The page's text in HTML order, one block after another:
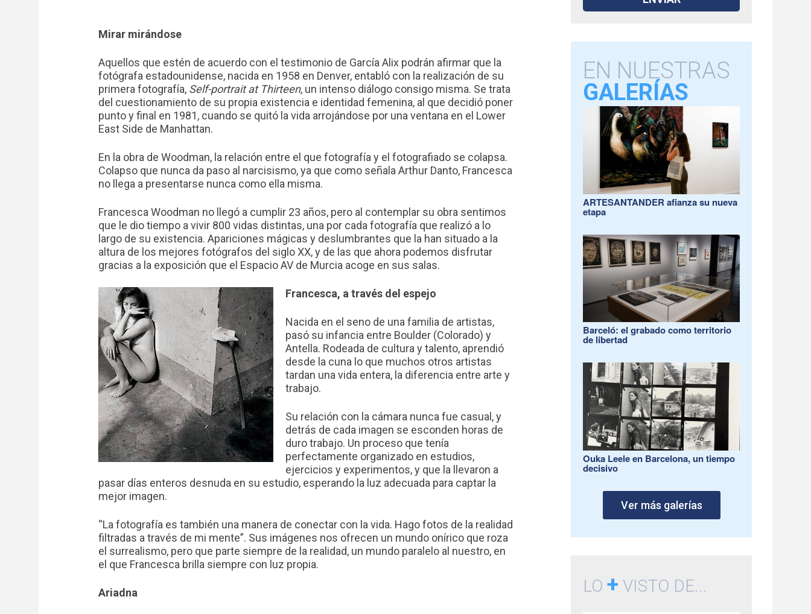
Mirar mirándose
Aquellos que estén de acuerdo con el testimonio de García Alix podrán afirmar que la
fotógrafa estadounidense, nacida en 1958 en Denver, entabló con la realización de su
primera fotografía, Self-portrait at Thirteen, un intenso diálogo consigo misma. Se trata
del cuestionamiento de su propia existencia e identidad femenina, al que decidió poner
punto y final en 1981, cuando se quitó la vida arrojándose por una ventana en el Lower
East Side de Manhattan.
En la obra de Woodman, la relación entre el que fotografía y el fotografiado se colapsa.
Colapso que nunca da paso al narcisismo, ya que como señala Arthur Danto, Francesca
no llega a presentarse nunca como ella misma.
Francesca Woodman no llegó a cumplir 23 años, pero al contemplar su obra sentimos
que le dio tiempo a vivir 800 vidas distintas, una por cada fotografía que realizó a lo
largo de su existencia. Apariciones mágicas y deslumbrantes que la han situado a la
altura de los mejores fotógrafos del siglo XX, y de las que ahora podemos disfrutar
gracias a la exposición que el Espacio AV de Murcia acoge en sus salas.
Francesca, a través del espejo
Nacida en el seno de una familia de artistas,
pasó su infancia entre Boulder (Colorado) y
Antella. Rodeada de cultura y talento, aprendió
desde la cuna lo que muchos otros artistas
tardan una vida entera, la diferencia entre arte y
trabajo.
Su relación con la cámara nunca fue casual, y
detrás de cada imagen se esconden horas de
duro trabajo. Un proceso que tenía
perfectamente organizado en estudios,
ejercicios y experimentos, y que la llevaron a
pasar días enteros desnuda en su estudio, esperando la luz adecuada para captar la
mejor imagen.
“La fotografía es también una manera de conectar con la vida. Hago fotos de la realidad
filtradas a través de mi mente”. Sus imágenes nos ofrecen un mundo onírico que roza
el surrealismo, pero que parte siempre de la realidad, un mundo paralelo al nuestro, en
el que Francesca brilla siempre con luz propia.
Ariadna
EN NUESTRAS
GALERÍAS
ARTESANTANDER afianza su nueva
etapa
Barceló: el grabado como territorio
de libertad
Ouka Leele en Barcelona, un tiempo
decisivo
Ver más galerías
LO+ VISTO DE...